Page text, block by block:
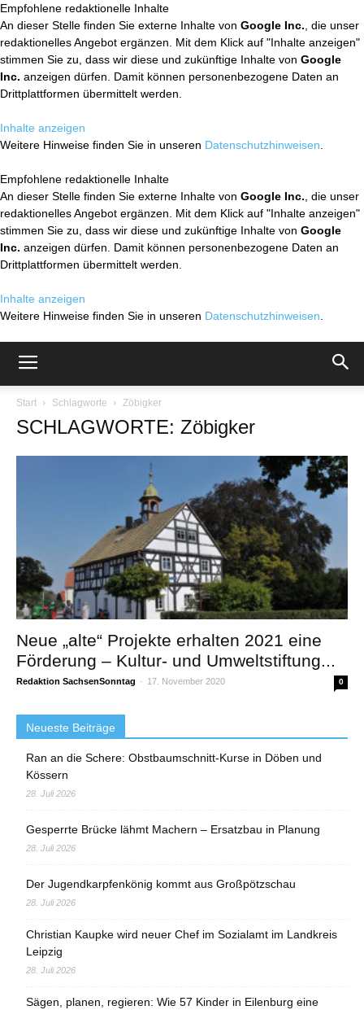
Empfohlene redaktionelle Inhalte
An dieser Stelle finden Sie externe Inhalte von Google Inc. , die unser
redaktionelles Angebot ergänzen. Mit dem Klick auf "Inhalte anzeigen"
stimmen Sie zu, dass wir diese und zukünftige Inhalte von Google
Inc. anzeigen dürfen. Damit können personenbezogene Daten an
Drittplattformen übermittelt werden.
Inhalte anzeigen
Weitere Hinweise finden Sie in unseren Datenschutzhinweisen
Empfohlene redaktionelle Inhalte
An dieser Stelle finden Sie externe Inhalte von Google Inc. , die unser
redaktionelles Angebot ergänzen. Mit dem Klick auf "Inhalte anzeigen"
stimmen Sie zu, dass wir diese und zukünftige Inhalte von Google
Inc. anzeigen dürfen. Damit können personenbezogene Daten an
Drittplattformen übermittelt werden.
Inhalte anzeigen
Weitere Hinweise finden Sie in unseren Datenschutzhinweisen
Start Schlagworte Zöbigker
SCHLAGWORTE: Zöbigker
Neue „alte“ Projekte erhalten 2021 eine
Förderung – Kultur- und Umweltstiftung...
Redaktion SachsenSonntag - 17. November 2020 0
Neueste Beiträge
Ran an die Schere: Obstbaumschnitt-Kurse in Döben und
Kössern
28. Juli 2026
Gesperrte Brücke lähmt Machern – Ersatzbau in Planung
28. Juli 2026
Der Jugendkarpfenkönig kommt aus Großpötzschau
28. Juli 2026
Christian Kaupke wird neuer Chef im Sozialamt im Landkreis
Leipzig
28. Juli 2026
Sägen, planen, regieren: Wie 57 Kinder in Eilenburg eine